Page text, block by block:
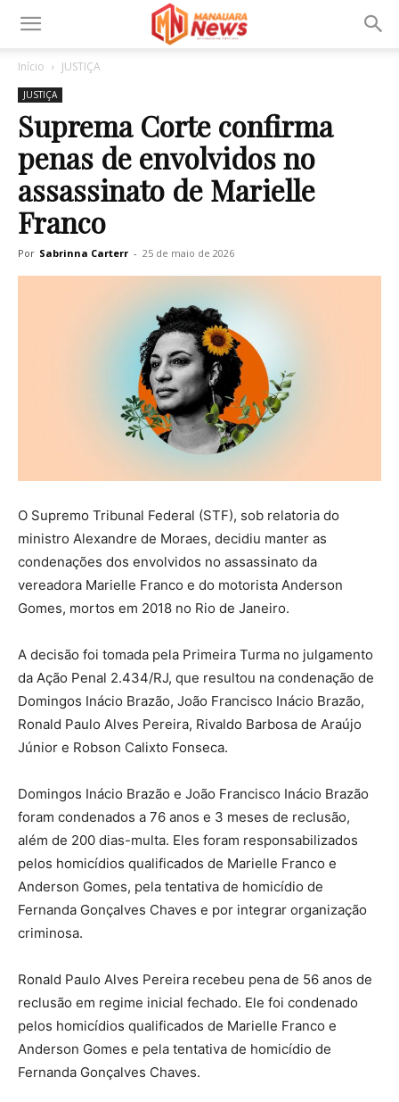
Início JUSTIÇA
JUSTIÇA
Suprema Corte confirma
penas de envolvidos no
assassinato de Marielle
Franco
Por Sabrinna Carterr - 25 de maio de 2026
O Supremo Tribunal Federal (STF), sob relatoria do
ministro Alexandre de Moraes, decidiu manter as
condenações dos envolvidos no assassinato da
vereadora Marielle Franco e do motorista Anderson
Gomes, mortos em 2018 no Rio de Janeiro.
A decisão foi tomada pela Primeira Turma no julgamento
da Ação Penal 2.434/RJ, que resultou na condenação de
Domingos Inácio Brazão, João Francisco Inácio Brazão,
Ronald Paulo Alves Pereira, Rivaldo Barbosa de Araújo
Júnior e Robson Calixto Fonseca.
Domingos Inácio Brazão e João Francisco Inácio Brazão
foram condenados a 76 anos e 3 meses de reclusão,
além de 200 dias-multa. Eles foram responsabilizados
pelos homicídios qualificados de Marielle Franco e
Anderson Gomes, pela tentativa de homicídio de
Fernanda Gonçalves Chaves e por integrar organização
criminosa.
Ronald Paulo Alves Pereira recebeu pena de 56 anos de
reclusão em regime inicial fechado. Ele foi condenado
pelos homicídios qualificados de Marielle Franco e
Anderson Gomes e pela tentativa de homicídio de
Fernanda Gonçalves Chaves.